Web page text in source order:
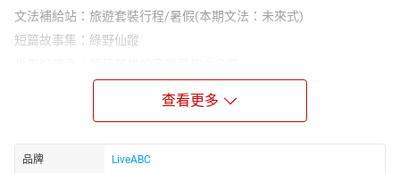
文法補給站：旅遊套裝行程/暑假(本期文法：未來式)
短篇故事集：綠野仙蹤
安妮信箱：我最害怕的東西
克漏字測驗：展現自我風格的街頭服飾
活用ABC：留學必備英語
查看更多
品牌 LiveABC